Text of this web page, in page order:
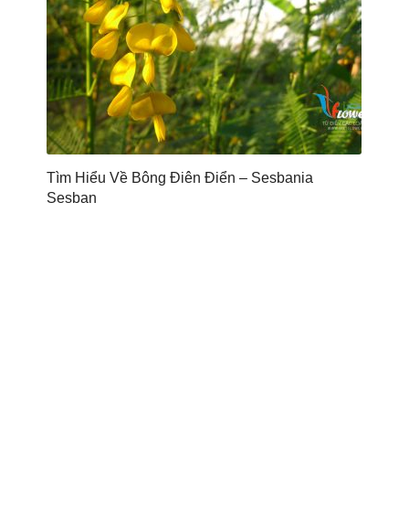
Tìm Hiểu Về Bông Điên Điển – Sesbania
Sesban